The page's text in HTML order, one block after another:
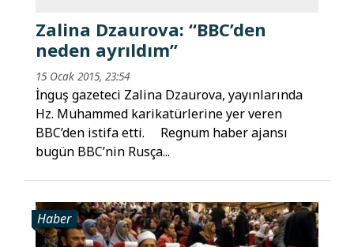
Zalina Dzaurova: “BBC’den
neden ayrıldım”
15 Ocak 2015, 23:54
İnguş gazeteci Zalina Dzaurova, yayınlarında
Hz. Muhammed karikatürlerine yer veren
BBC’den istifa etti. Regnum haber ajansı
bugün BBC’nin Rusça...
Haber